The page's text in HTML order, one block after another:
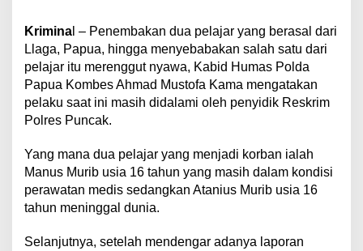
Krimina l – Penembakan dua pelajar yang berasal dari
Llaga, Papua, hingga menyebabakan salah satu dari
pelajar itu merenggut nyawa, Kabid Humas Polda
Papua Kombes Ahmad Mustofa Kama mengatakan
pelaku saat ini masih didalami oleh penyidik Reskrim
Polres Puncak.
Yang mana dua pelajar yang menjadi korban ialah
Manus Murib usia 16 tahun yang masih dalam kondisi
perawatan medis sedangkan Atanius Murib usia 16
tahun meninggal dunia.
Selanjutnya, setelah mendengar adanya laporan